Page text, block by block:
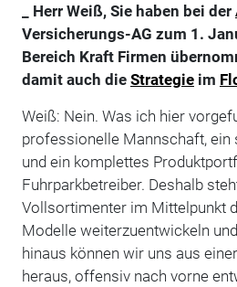
_ Herr Weiß, Sie haben bei der
Versicherungs-AG zum 1.
Bereich Kraft Firmen
damit auch die Strategieim
Weiß: Nein. Was ich hier
professionelle Mannschaft, ein
und ein komplettes
Fuhrparkbetreiber. Deshalb
Vollsortimenter im Mittelpunkt
Modelle weiterzuentwickeln
hinaus können wir uns aus
heraus, offensiv nach vorne